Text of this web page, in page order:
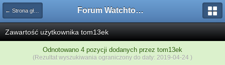
← Strona główna Forum Watchtower
Zawartość użytkownika tom13ek
Odnotowano 4 pozycji dodanych przez tom13ek
(Rezultat wyszukiwania ograniczony do daty: 2019-04-24 )